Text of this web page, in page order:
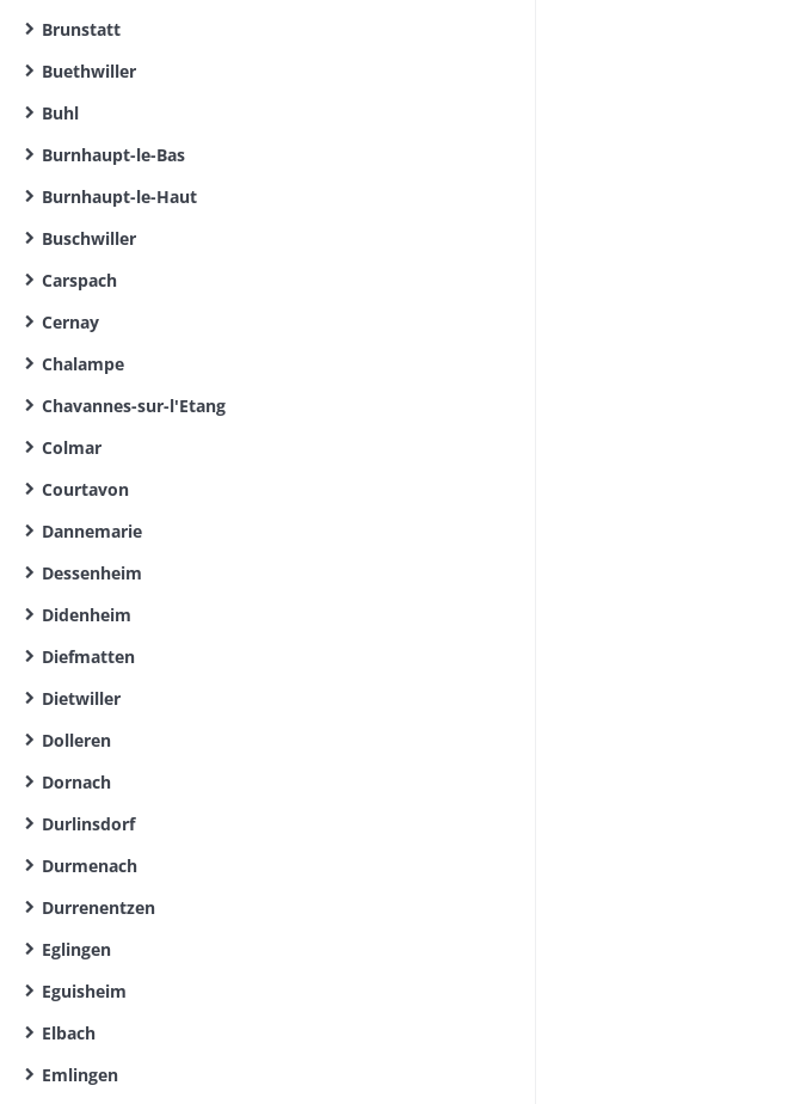
Brunstatt
Buethwiller
Buhl
Burnhaupt-le-Bas
Burnhaupt-le-Haut
Buschwiller
Carspach
Cernay
Chalampe
Chavannes-sur-l'Etang
Colmar
Courtavon
Dannemarie
Dessenheim
Didenheim
Diefmatten
Dietwiller
Dolleren
Dornach
Durlinsdorf
Durmenach
Durrenentzen
Eglingen
Eguisheim
Elbach
Emlingen